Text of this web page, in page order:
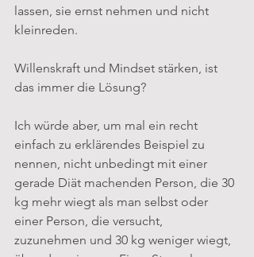
lassen, sie ernst nehmen und nicht
kleinreden.
Willenskraft und Mindset stärken, ist
das immer die Lösung?
Ich würde aber, um mal ein recht
einfach zu erklärendes Beispiel zu
nennen, nicht unbedingt mit einer
gerade Diät machenden Person, die 30
kg mehr wiegt als man selbst oder
einer Person, die versucht,
zuzunehmen und 30 kg weniger wiegt,